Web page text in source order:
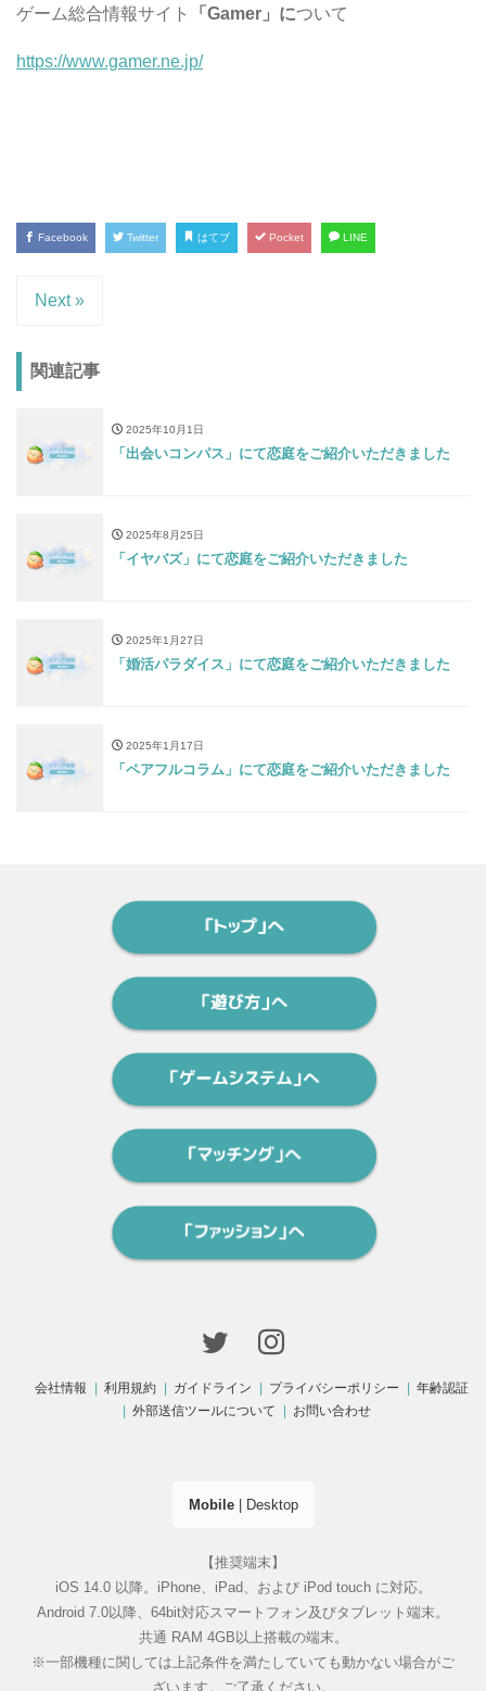
ゲーム総合情報サイト 「Gamer」について
https://www.gamer.ne.jp/
Facebook Twitter はてブ Pocket LINE
Next »
関連記事
2025年10月1日
「出会いコンパス」にて恋庭をご紹介いただきました
2025年8月25日
「イヤバズ」にて恋庭をご紹介いただきました
2025年1月27日
「婚活パラダイス」にて恋庭をご紹介いただきました
2025年1月17日
「ペアフルコラム」にて恋庭をご紹介いただきました
会社情報 利用規約 ガイドライン プライバシーポリシー
年齢認証
外部送信ツールについて
お問い合わせ
Mobile| Desktop
【推奨端末】
iOS 14.0 以降。iPhone、iPad、および iPod touch に対応。
Android 7.0以降、64bit対応スマートフォン及びタブレット端末。
共通 RAM 4GB以上搭載の端末。
※一部機種に関しては上記条件を満たしていても動かない場合がご
ざいます。ご了承ください。